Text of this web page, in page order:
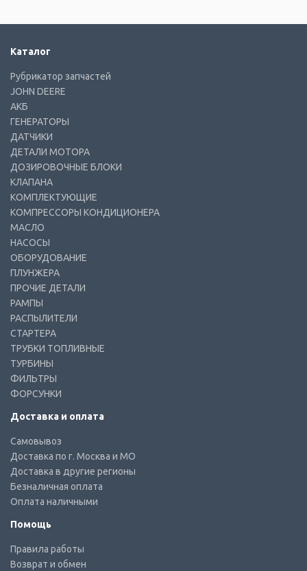
Каталог
Рубрикатор запчастей
JOHN DEERE
АКБ
ГЕНЕРАТОРЫ
ДАТЧИКИ
ДЕТАЛИ МОТОРА
ДОЗИРОВОЧНЫЕ БЛОКИ
КЛАПАНА
КОМПЛЕКТУЮЩИЕ
КОМПРЕССОРЫ КОНДИЦИОНЕРА
МАСЛО
НАСОСЫ
ОБОРУДОВАНИЕ
ПЛУНЖЕРА
ПРОЧИЕ ДЕТАЛИ
РАМПЫ
РАСПЫЛИТЕЛИ
СТАРТЕРА
ТРУБКИ ТОПЛИВНЫЕ
ТУРБИНЫ
ФИЛЬТРЫ
ФОРСУНКИ
Доставка и оплата
Самовывоз
Доставка по г. Москва и МО
Доставка в другие регионы
Безналичная оплата
Оплата наличными
Помощь
Правила работы
Возврат и обмен